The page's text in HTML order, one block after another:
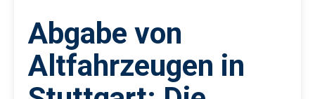
Abgabe von
Altfahrzeugen in